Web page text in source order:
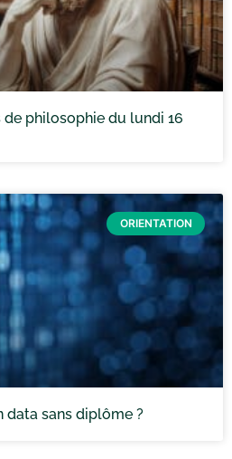
de philosophie du lundi 16
ORIENTATION
data sans diplôme ?